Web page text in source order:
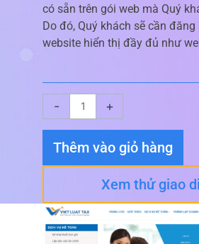
có sẵn trên gói web mà Quý
Do đó, Quý khách sẽ cần
website hiển thị đầy đủ như
-
diện
Toán
số
+
Thêm vào giỏ hàng
Xem thử giao